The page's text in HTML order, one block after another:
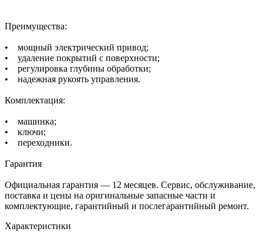
Преимущества:
• мощный электрический привод;
• удаление покрытий с поверхности;
• регулировка глубины обработки;
• надежная рукоять управления.
Комплектация:
• машинка;
• ключи;
• переходники.
Гарантия
Официальная гарантия — 12 месяцев. Сервис, обслуживание,
поставка и цены на оригинальные запасные части и
комплектующие, гарантийный и послегарантийный ремонт.
Характеристики